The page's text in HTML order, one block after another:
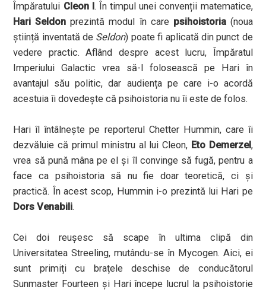
Împăratului Cleon I. În timpul unei convenții matematice,
Hari Seldon prezintă modul în care psihoistoria (noua
știință inventată de Seldon) poate fi aplicată din punct de
vedere practic. Aflând despre acest lucru, Împăratul
Imperiului Galactic vrea să-l folosească pe Hari în
avantajul său politic, dar audiența pe care i-o acordă
acestuia îi dovedește că psihoistoria nu îi este de folos.
Hari îl întâlnește pe reporterul Chetter Hummin, care îi
dezvăluie că primul ministru al lui Cleon, Eto Demerzel,
vrea să pună mâna pe el și îl convinge să fugă, pentru a
face ca psihoistoria să nu fie doar teoretică, ci și
practică. În acest scop, Hummin i-o prezintă lui Hari pe
Dors Venabili.
Cei doi reușesc să scape în ultima clipă din
Universitatea Streeling, mutându-se în Mycogen. Aici, ei
sunt primiți cu brațele deschise de conducătorul
Sunmaster Fourteen și Hari începe lucrul la psihoistorie